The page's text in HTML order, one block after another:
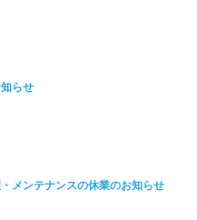
らせ
・メンテナンスの休業のお知らせ